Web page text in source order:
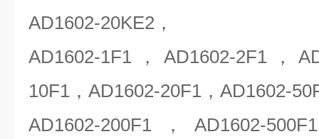
AD1602-20KE2，
AD1602-1F1，AD1602-2F1，
10F1，AD1602-20F1，AD1602-
AD1602-200F1，AD1602-